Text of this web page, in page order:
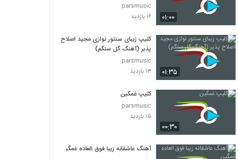
۰۱:۰۰
parsmusic
۱۶ بازدید
۰۱:۳۵
کلیپ زیبای سنتور نوازی مجید اصلاح
پذیر (آهنگ گل سنگم)
parsmusic
۱۳ بازدید
۰۰:۳۰
کلیپ غمگین
parsmusic
۱۵ بازدید
آهنگ عاشقانه زیبا فوق العاده غمگین